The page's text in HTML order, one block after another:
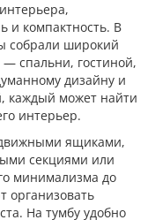
и компактность. В
собрали широкий
спальни, гостиной,
дизайну и
каждый может найти
интерьер.
ящиками,
секциями или
минимализма до
организовать
На тумбу удобно